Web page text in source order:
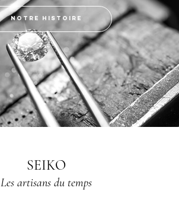
NOTRE HISTOIRE
SEIKO
Les artisans du temps